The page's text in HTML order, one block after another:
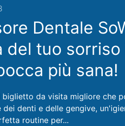
Dentale
del tuo sorriso
più sana!
biglietto da visita migliore che
dei denti e delle gengive,
routine per...